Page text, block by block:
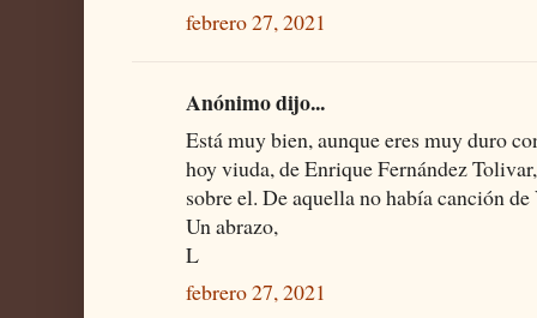
febrero 27, 2021
Anónimo dijo...
Está muy bien, aunque eres muy duro
hoy viuda, de Enrique Fernández
sobre el. De aquella no había canción
Un abrazo,
L
febrero 27, 2021